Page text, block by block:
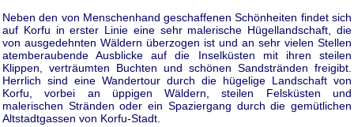
Neben den von Menschenhand geschaffenen Schönheiten findet sich
auf Korfu in erster Linie eine sehr malerische Hügellandschaft, die
von ausgedehnten Wäldern überzogen ist und an sehr vielen Stellen
atemberaubende Ausblicke auf die Inselküsten mit ihren steilen
Klippen, verträumten Buchten und schönen Sandstränden freigibt.
Herrlich sind eine Wandertour durch die hügelige Landschaft von
Korfu, vorbei an üppigen Wäldern, steilen Felsküsten und
malerischen Stränden oder ein Spaziergang durch die gemütlichen
Altstadtgassen von Korfu-Stadt.